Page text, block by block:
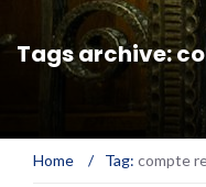
Tags archive:
Home / Tag: compte